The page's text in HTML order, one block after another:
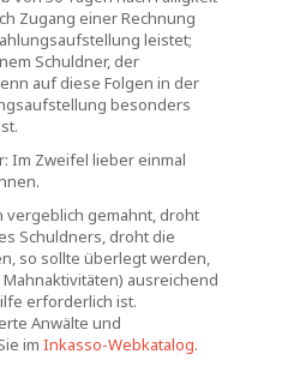
Zugang einer Rechnung
leistet;
Schuldner, der
auf diese Folgen in der
besonders
Im Zweifel lieber einmal
vergeblich gemahnt, droht
Schuldners, droht die
so sollte überlegt werden,
ausreichend
erforderlich ist.
Anwälte und
im Inkasso-Webkatalog.